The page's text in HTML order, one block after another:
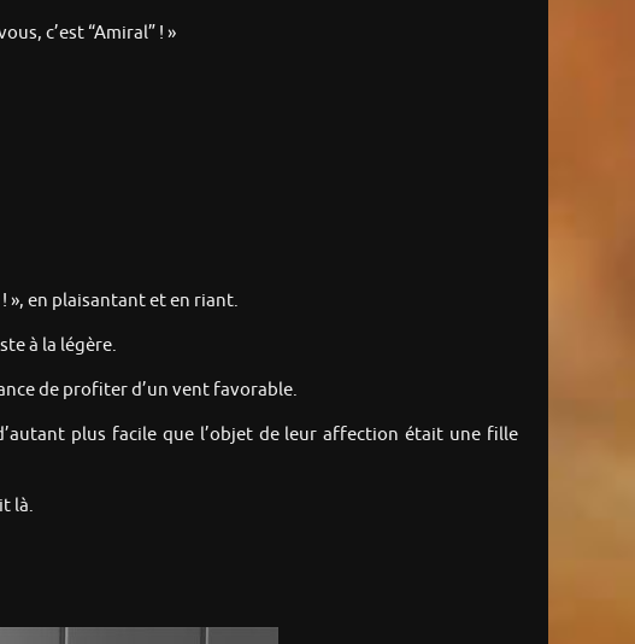
c’est “Amiral” ! »
», en plaisantant et en riant.
à la légère.
de profiter d’un vent favorable.
plus facile que l’objet de leur affection était une fille
là.